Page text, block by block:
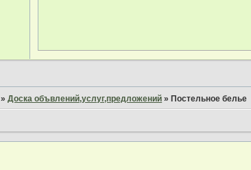
»Доска объвлений,услуг,предложений »Постельное белье